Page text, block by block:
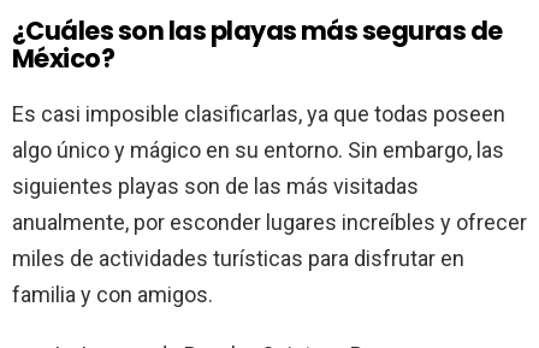
¿Cuáles son las playas más seguras de
México?
Es casi imposible clasificarlas, ya que todas poseen
algo único y mágico en su entorno. Sin embargo, las
siguientes playas son de las más visitadas
anualmente, por esconder lugares increíbles y ofrecer
miles de actividades turísticas para disfrutar en
familia y con amigos.